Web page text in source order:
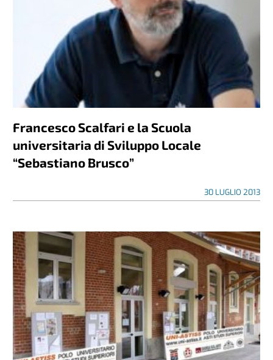
Francesco Scalfari e la Scuola
universitaria di Sviluppo Locale
“Sebastiano Brusco”
30 LUGLIO 2013